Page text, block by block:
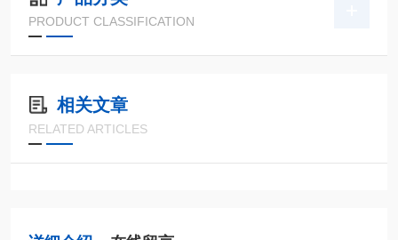
PRODUCT CLASSIFICATION
相关文章
RELATED ARTICLES